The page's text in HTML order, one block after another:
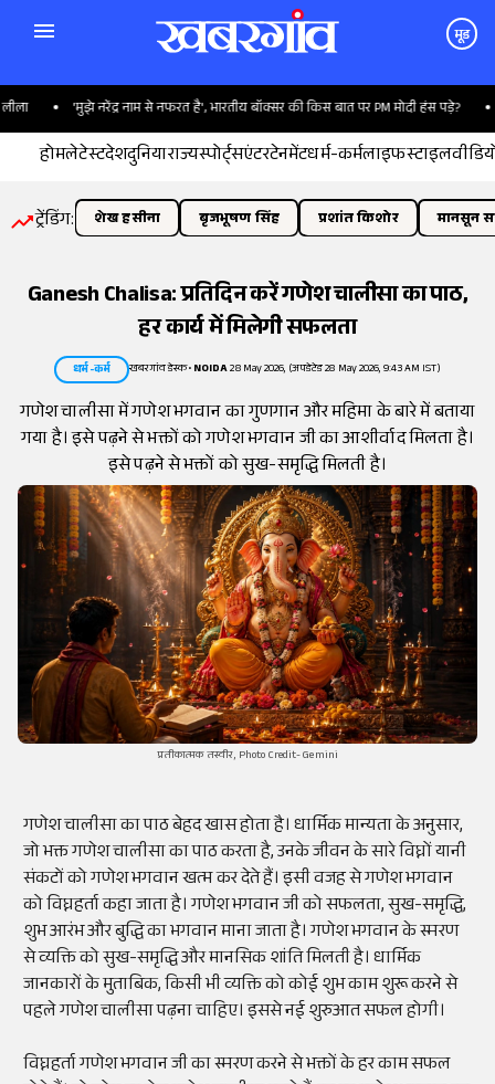
मूड
'मुझे नरेंद्र नाम से नफरत है', भारतीय बॉक्सर की किस बात पर PM मोदी हंस पड़े?
होमलेटेस्टदेशदुनियाराज्यस्पोर्ट्सएंटरटेनमेंटधर्म-कर्मलाइफस्टाइल
ट्रेंडिंग: शेख हसीना बृजभूषण सिंह प्रशांत किशोर मानसून
Ganesh Chalisa: प्रतिदिन करें गणेश चालीसा का पाठ,
हर कार्य में मिलेगी सफलता
धर्म-कर्म खबरगांव डेस्क•NOIDA28 May 2026, (अपडेटेड 28 May 2026, 9:43 AM IST)
गणेश चालीसा में गणेश भगवान का गुणगान और महिमा के बारे में बताया
गया है। इसे पढ़ने से भक्तों को गणेश भगवान जी का आशीर्वाद मिलता है।
इसे पढ़ने से भक्तों को सुख-समृद्धि मिलती है।
प्रतीकात्मक तस्वीर, Photo Credit- Gemini
गणेश चालीसा का पाठ बेहद खास होता है। धार्मिक मान्यता के अनुसार,
जो भक्त गणेश चालीसा का पाठ करता है, उनके जीवन के सारे विघ्नों यानी
संकटों को गणेश भगवान खत्म कर देते हैं। इसी वजह से गणेश भगवान
को विघ्नहर्ता कहा जाता है। गणेश भगवान जी को सफलता, सुख-समृद्धि,
शुभ आरंभ और बुद्धि का भगवान माना जाता है। गणेश भगवान के स्मरण
से व्यक्ति को सुख-समृद्धि और मानसिक शांति मिलती है। धार्मिक
जानकारों के मुताबिक, किसी भी व्यक्ति को कोई शुभ काम शुरू करने से
पहले गणेश चालीसा पढ़ना चाहिए। इससे नई शुरुआत सफल होगी।
विघ्नहर्ता गणेश भगवान जी का स्मरण करने से भक्तों के हर काम सफल